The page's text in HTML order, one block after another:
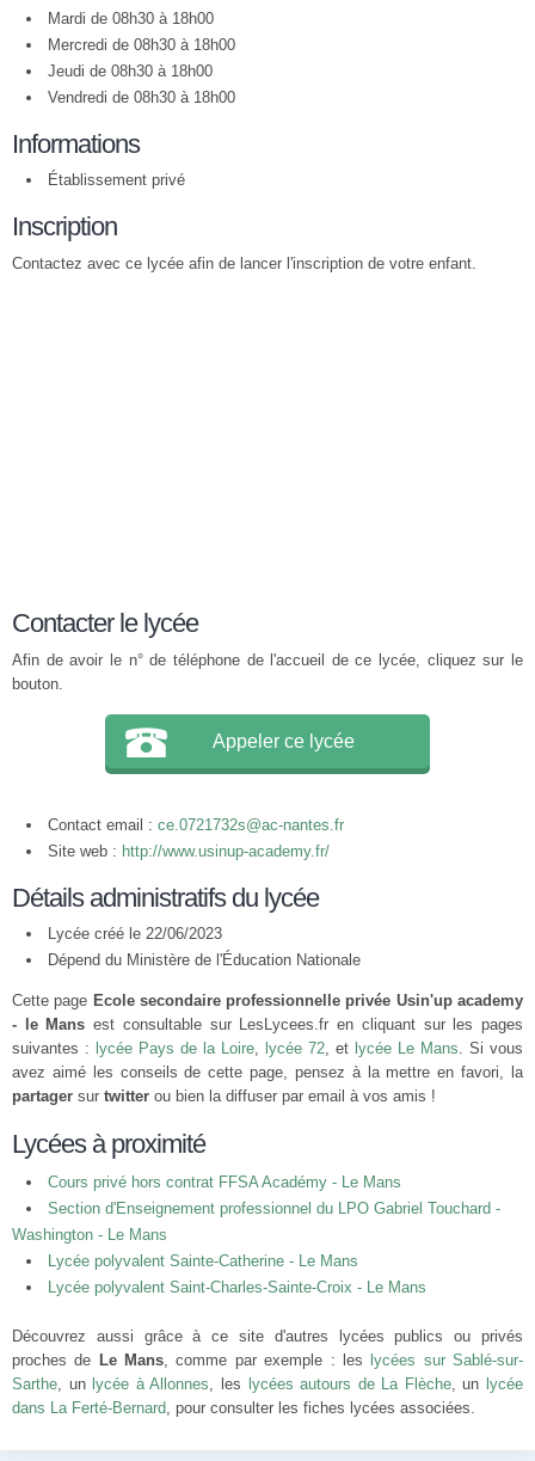
Mardi de 08h30 à 18h00
Mercredi de 08h30 à 18h00
Jeudi de 08h30 à 18h00
Vendredi de 08h30 à 18h00
Informations
Établissement privé
Inscription
Contactez avec ce lycée afin de lancer l'inscription de votre enfant.
Contacter le lycée
Afin de avoir le n° de téléphone de l'accueil de ce lycée, cliquez sur le
bouton.
Appeler ce lycée
Contact email : ce.0721732s@ac-nantes.fr
Site web : http://www.usinup-academy.fr/
Détails administratifs du lycée
Lycée créé le 22/06/2023
Dépend du Ministère de l'Éducation Nationale
Cette page Ecole secondaire professionnelle privée Usin'up academy
- le Mans est consultable sur LesLycees.fr en cliquant sur les pages
suivantes : lycée Pays de la Loire, lycée 72, et lycée Le Mans. Si vous
avez aimé les conseils de cette page, pensez à la mettre en favori, la
partager sur twitter ou bien la diffuser par email à vos amis !
Lycées à proximité
Cours privé hors contrat FFSA Académy - Le Mans
Section d'Enseignement professionnel du LPO Gabriel Touchard -
Washington - Le Mans
Lycée polyvalent Sainte-Catherine - Le Mans
Lycée polyvalent Saint-Charles-Sainte-Croix - Le Mans
Découvrez aussi grâce à ce site d'autres lycées publics ou privés
proches de Le Mans, comme par exemple : les
lycées sur Sablé-sur-
Sarthe, un lycée à Allonnes, les lycées autours de La Flèche, un lycée
dans La Ferté-Bernard, pour consulter les fiches lycées associées.